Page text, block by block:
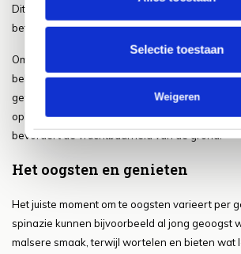
Selectie toestaan
Weigeren
Dit helpt ook bij het bevorderen van een
betere opbrengst.
Om de bodem gezond te houden en ziekten te
belangrijk om wisselteelt toe te passen. Dit
gewassen elk jaar op een andere plek plant. Dit
opbouw van ziekten en plagen in de bodem te
bevordert de vruchtbaarheid van de grond.
Het oogsten en genieten
Het juiste moment om te oogsten varieert per
spinazie kunnen bijvoorbeeld al jong geoogst
malsere smaak, terwijl wortelen en bieten wat